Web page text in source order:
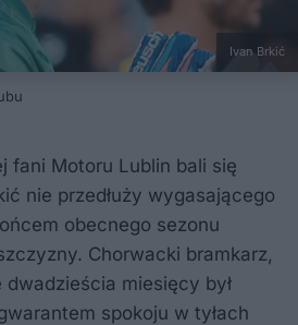
Ivan Brkić
fani Motoru Lublin bali się
nie przedłuży wygasającego
obecnego sezonu
Chorwacki bramkarz,
miesięcy był
spokoju w tyłach